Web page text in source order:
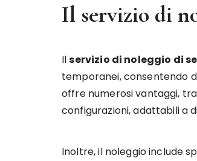
Il servizio di
Ilservizio di noleggio di
temporanei, consentendo
offre numerosi vantaggi,
configurazioni, adattabili a
Inoltre, il noleggio include